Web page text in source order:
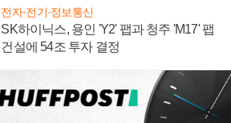
전자·전기·정보통신
SK하이닉스, 용인 'Y2' 팹과 청주 'M17' 팹
건설에 54조 투자 결정